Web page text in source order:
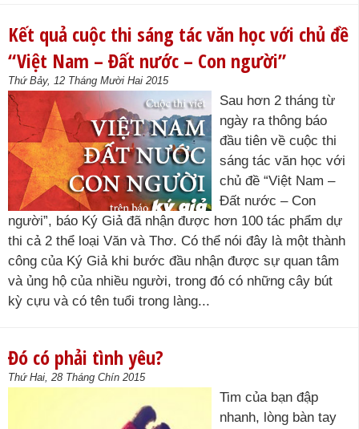
Kết quả cuộc thi sáng tác văn học với chủ đề
“Việt Nam – Đất nước – Con người”
Thứ Bảy, 12 Tháng Mười Hai 2015
Sau hơn 2 tháng từ
ngày ra thông báo
đầu tiên về cuộc thi
sáng tác văn học với
chủ đề “Việt Nam –
Đất nước – Con
người”, báo Ký Giả đã nhận được hơn 100 tác phẩm dự
thi cả 2 thể loại Văn và Thơ. Có thể nói đây là một thành
công của Ký Giả khi bước đầu nhận được sự quan tâm
và ủng hộ của nhiều người, trong đó có những cây bút
kỳ cựu và có tên tuổi trong làng...
Đó có phải tình yêu?
Thứ Hai, 28 Tháng Chín 2015
Tim của bạn đập
nhanh, lòng bàn tay